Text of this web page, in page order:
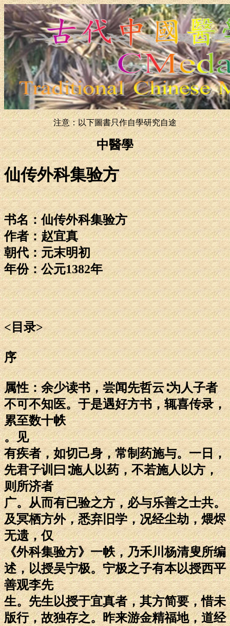
注意：以下圖書只作自學研究自途
中醫學
仙传外科集验方
书名：仙传外科集验方
作者：赵宜真
朝代：元末明初
年份：公元1382年
<目录>
序
属性：余少读书，尝闻先哲云∶为人子者
不可不知医。于是遇好方书，辄喜传录，
累至数十帙
。见
有疾者，如切己身，常制药施与。一日，
先君子训曰∶施人以药，不若施人以方，
则所济者
广。从而有已验之方，必与乐善之士共。
及冥栖方外，悉弃旧学，况经尘劫，煨烬
无遗，仅
《外科集验方》一帙，乃禾川杨清叟所编
述，以授吴宁极。宁极之子有本以授西平
善观李先
生。先生以授于宜真者，其方简要，惜未
版行，故独存之。昨来游金精福地，道经